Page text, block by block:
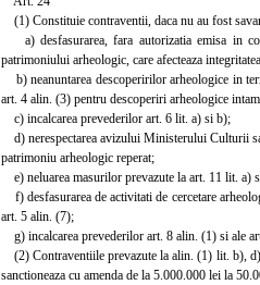
(1) Constituie contraventii, daca nu au fost
a) desfasurarea, fara autorizatia emisa in
patrimoniului arheologic, care afecteaza
b) neanuntarea descoperirilor arheologice in
art. 4 alin. (3) pentru descoperiri arheologice
c) incalcarea prevederilor art. 6 lit. a) si b);
d) nerespectarea avizului Ministerului Culturii
patrimoniu arheologic reperat;
e) neluarea masurilor prevazute la art. 11 lit. a)
f) desfasurarea de activitati de cercetare
art. 5 alin. (7);
g) incalcarea prevederilor art. 8 alin. (1) si ale
(2) Contraventiile prevazute la alin. (1) lit. b),
sanctioneaza cu amenda de la 5.000.000 lei la